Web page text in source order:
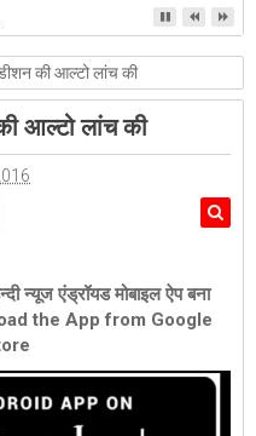
सुविधा हो- शेरी लुंड
की आल्टो लांच की
आल्टो लांच की
न्यूज एंड्रॉयड मोबाइल ऐप बना
the App from Google